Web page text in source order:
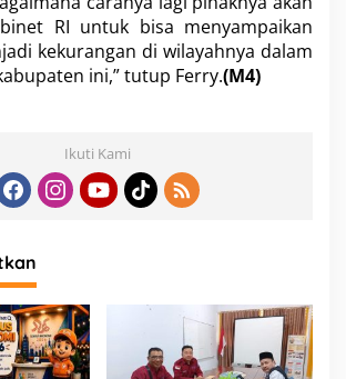
RI untuk bisa menyampaikan
kekurangan di wilayahnya dalam
ini,” tutup Ferry.(M4)
Ikuti Kami